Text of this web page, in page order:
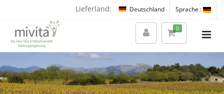
Lieferland: Deutschland Sprache :
0